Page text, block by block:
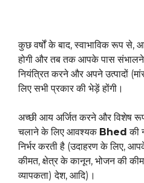
कुछ वर्षों के बाद, स्वाभाविक रूप से,
होगी और तब तक आपके पास
नियंत्रित करने और अपने उत्पादों
लिए सभी प्रकार की भेड़ें होंगी।
अच्छी आय अर्जित करने और विशेष
चलाने के लिए आवश्यक Bhed की
निर्भर करती है (उदाहरण के लिए,
कीमत, क्षेत्र के कानून, भोजन की
व्यापकता) देश, आदि)।